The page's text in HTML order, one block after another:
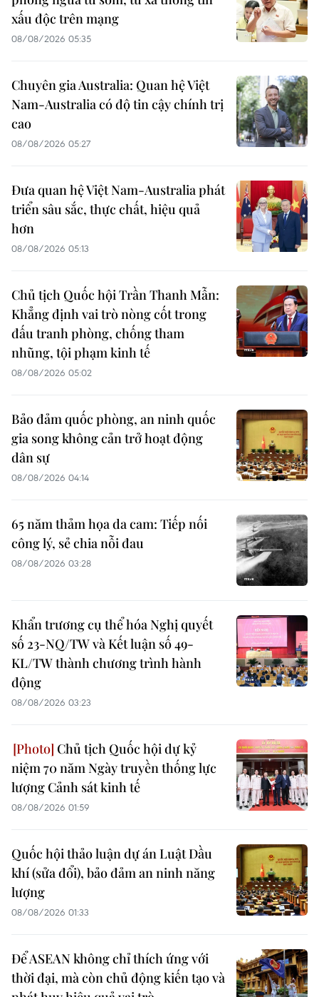
xấu độc trên mạng
08/08/2026 05:35
Chuyên gia Australia: Quan hệ Việt
Nam-Australia có độ tin cậy chính trị
cao
08/08/2026 05:27
Đưa quan hệ Việt Nam-Australia phát
triển sâu sắc, thực chất, hiệu quả
hơn
08/08/2026 05:13
Chủ tịch Quốc hội Trần Thanh Mẫn:
Khẳng định vai trò nòng cốt trong
đấu tranh phòng, chống tham
nhũng, tội phạm kinh tế
08/08/2026 05:02
Bảo đảm quốc phòng, an ninh quốc
gia song không cản trở hoạt động
dân sự
08/08/2026 04:14
65 năm thảm họa da cam: Tiếp nối
công lý, sẻ chia nỗi đau
08/08/2026 03:28
Khẩn trương cụ thể hóa Nghị quyết
số 23-NQ/TW và Kết luận số 49-
KL/TW thành chương trình hành
động
08/08/2026 03:23
Chủ tịch Quốc hội dự kỷ
niệm 70 năm Ngày truyền thống lực
lượng Cảnh sát kinh tế
08/08/2026 01:59
Quốc hội thảo luận dự án Luật Dầu
khí (sửa đổi), bảo đảm an ninh năng
lượng
08/08/2026 01:33
Để ASEAN không chỉ thích ứng với
thời đại, mà còn chủ động kiến tạo và